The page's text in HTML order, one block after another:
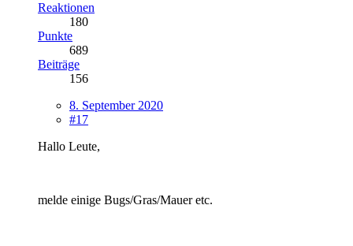
Reaktionen
180
Punkte
689
Beiträge
156
8. September 2020
#17
Hallo Leute,
melde einige Bugs/Gras/Mauer etc.